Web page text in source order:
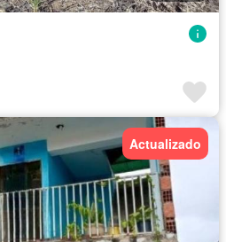
Actualizado